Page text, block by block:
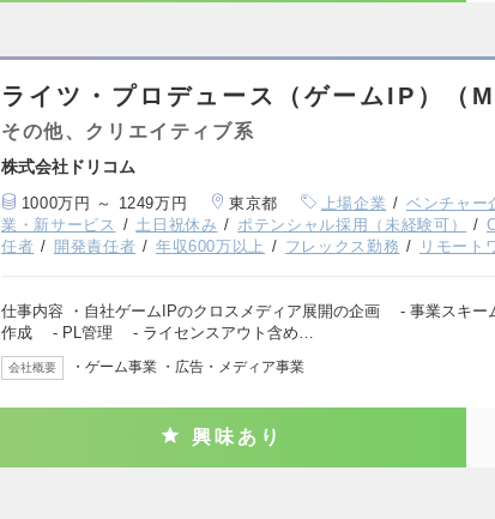
ライツ・プロデュース（ゲームIP）（
その他、クリエイティブ系
株式会社ドリコム
1000万円 ～ 1249万円 東京都 上場企業 ベンチャー
業・新サービス
土日祝休み ポテンシャル採用（未経験可）
任者
開発責任者 年収600万以上 フレックス勤務 リモート
仕事内容 ・自社ゲームIPのクロスメディア展開の企画 - 事業スキー
作成 - PL管理 - ライセンスアウト含め…
会社概要 ・ゲーム事業 ・広告・メディア事業
興味あり